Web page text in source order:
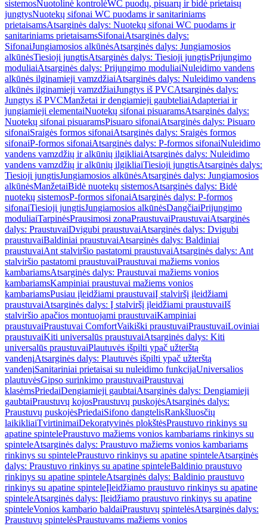
sistemosNuotolinė kontrolėWC puodų, pisuarų ir bidė prietaisų
jungtysNuotekų sifonai WC puodams ir sanitariniams
prietaisamsAtsarginės dalys: Nuotekų sifonai WC puodams ir
sanitariniams prietaisamsSifonaiAtsarginės dalys:
SifonaiJungiamosios alkūnėsAtsarginės dalys: Jungiamosios
alkūnėsTiesioji jungtisAtsarginės dalys: Tiesioji jungtisPrijungimo
moduliaiAtsarginės dalys: Prijungimo moduliaiNuleidimo vandens
alkūnės ilginamieji vamzdžiaiAtsarginės dalys: Nuleidimo vandens
alkūnės ilginamieji vamzdžiaiJungtys iš PVCAtsarginės dalys:
Jungtys iš PVCManžetai ir dengiamieji gaubteliaiAdapteriai ir
jungiamieji elementaiNuotekų sifonai pisuaramsAtsarginės dalys:
Nuotekų sifonai pisuaramsPisuaro sifonaiAtsarginės dalys: Pisuaro
sifonaiSraigės formos sifonaiAtsarginės dalys: Sraigės formos
sifonaiP-formos sifonaiAtsarginės dalys: P-formos sifonaiNuleidimo
vandens vamzdžių ir alkūnių ilgikliaiAtsarginės dalys: Nuleidimo
vandens vamzdžių ir alkūnių ilgikliaiTiesioji jungtisAtsarginės dalys:
Tiesioji jungtisJungiamosios alkūnėsAtsarginės dalys: Jungiamosios
alkūnėsManžetaiBidė nuotekų sistemosAtsarginės dalys: Bidė
nuotekų sistemosP-formos sifonaiAtsarginės dalys: P-formos
sifonaiTiesioji jungtisJungiamosios alkūnėsDangčiaiPrijungimo
moduliaiTarpinėsPrausimosi zonaPraustuvaiPraustuvaiAtsarginės
dalys: PraustuvaiDvigubi praustuvaiAtsarginės dalys: Dvigubi
praustuvaiBaldiniai praustuvaiAtsarginės dalys: Baldiniai
praustuvaiAnt stalviršio pastatomi praustuvaiAtsarginės dalys: Ant
stalviršio pastatomi praustuvaiPraustuvai mažiems vonios
kambariamsAtsarginės dalys: Praustuvai mažiems vonios
kambariamsKampiniai praustuvai mažiems vonios
kambariamsPusiau įleidžiami praustuvaiĮ stalviršį įleidžiami
praustuvaiAtsarginės dalys: Į stalviršį įleidžiami praustuvaiIš
stalviršio apačios montuojami praustuvaiKampiniai
praustuvaiPraustuvai ComfortVaikiški praustuvaiPraustuvaiLoviniai
praustuvaiKiti universalūs praustuvaiAtsarginės dalys: Kiti
universalūs praustuvaiPlautuvės išpilti ypač užterštą
vandenįAtsarginės dalys: Plautuvės išpilti ypač užterštą
vandenįSanitariniai prietaisai su nuleidimo funkcijaUniversalios
plautuvėsGipso surinkimo praustuvaiPraustuvai
klasėmsPriedaiDengiamieji gaubtaiAtsarginės dalys: Dengiamieji
gaubtaiPraustuvų kojosPraustuvų puskojėsAtsarginės dalys:
Praustuvų puskojėsPriedaiSifono dangtelisRankšluosčių
laikikliaiTvirtinimaiDekoratyvinės plokštėsPraustuvo rinkinys su
apatine spintelePraustuvo mažiems vonios kambariams rinkinys su
spinteleAtsarginės dalys: Praustuvo mažiems vonios kambariams
rinkinys su spintelePraustuvo rinkinys su apatine spinteleAtsarginės
dalys: Praustuvo rinkinys su apatine spinteleBaldinio praustuvo
rinkinys su apatine spinteleAtsarginės dalys: Baldinio praustuvo
rinkinys su apatine spinteleĮleidžiamo praustuvo rinkinys su apatine
spinteleAtsarginės dalys: Įleidžiamo praustuvo rinkinys su apatine
spinteleVonios kambario baldaiPraustuvų spintelėsAtsarginės dalys:
Praustuvų spintelėsPraustuvams mažiems vonios